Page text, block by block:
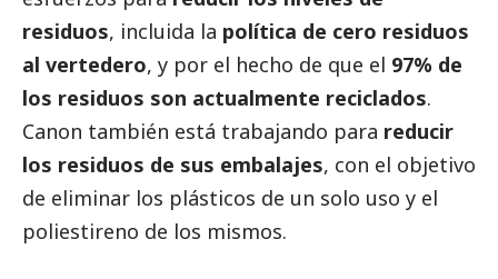
residuos, incluida la política de cero residuos
al vertedero, y por el hecho de que el 97% de
los residuos son actualmente reciclados.
Canon también está trabajando para reducir
los residuos de sus embalajes, con el objetivo
de eliminar los plásticos de un solo uso y el
poliestireno de los mismos.